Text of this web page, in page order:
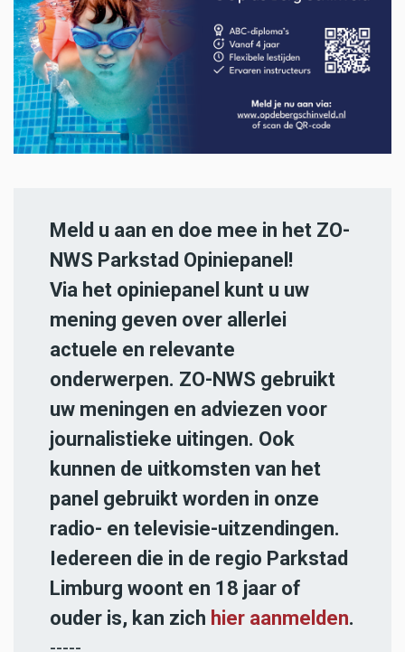
Meld u aan en doe mee in het ZO-
NWS Parkstad Opiniepanel!
Via het opiniepanel kunt u uw
mening geven over allerlei
actuele en relevante
onderwerpen. ZO-NWS gebruikt
uw meningen en adviezen voor
journalistieke uitingen. Ook
kunnen de uitkomsten van het
panel gebruikt worden in onze
radio- en televisie-uitzendingen.
Iedereen die in de regio Parkstad
Limburg woont en 18 jaar of
ouder is, kan zich hier aanmelden.